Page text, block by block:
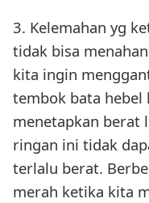
3. Kelemahan yg
tidak bisa
kita ingin
tembok bata hebel
menetapkan berat
ringan ini tidak
terlalu berat.
merah ketika kita